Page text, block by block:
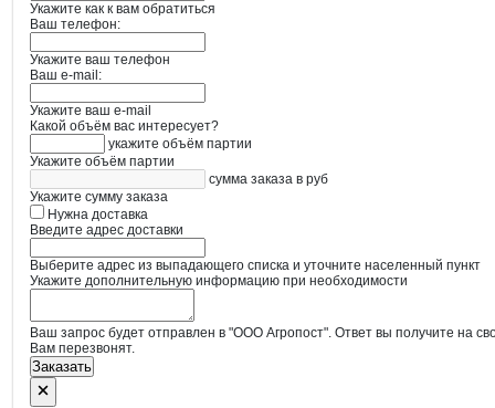
Укажите как к вам обратиться
Ваш телефон:
Укажите ваш телефон
Ваш e-mail:
Укажите ваш e-mail
Какой объём вас интересует?
укажите объём партии
Укажите объём партии
сумма заказа в руб
Укажите сумму заказа
Нужна доставка
Введите адрес доставки
Выберите адрес из выпадающего списка и уточните населенный пункт
Укажите дополнительную информацию при необходимости
Ваш запрос будет отправлен в "ООО Агропост". Ответ вы получите на
Вам перезвонят.
Заказать